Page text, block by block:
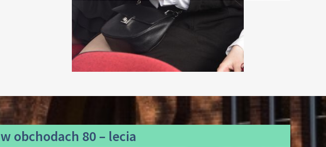
w obchodach 80 – lecia